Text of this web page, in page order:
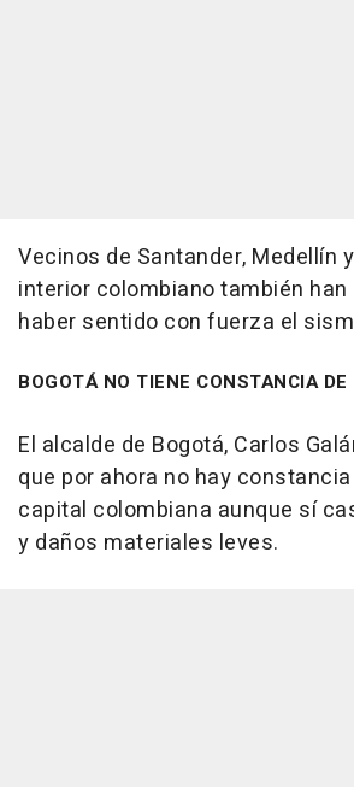
Vecinos de Santander, Medellín
interior colombiano también
haber sentido con fuerza el
BOGOTÁ NO TIENE CONSTANCIA DE
El alcalde de Bogotá, Carlos
que por ahora no hay
capital colombiana aunque sí
y daños materiales leves.